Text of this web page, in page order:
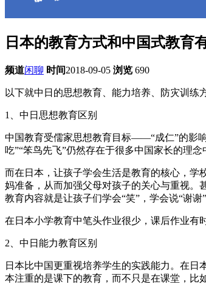
日本的教育方式和中国式教育
频道闲聊 时间2018-09-05 浏览 690
以下就中日的思想教育、能力培养、防灾训练
1、中日思想教育区别
中国教育受儒家思想教育目标——“成仁”的影
吃”“笨鸟先飞”仍然存在于很多中国家长的理念
而在日本，让孩子学会生活是教育的核心，学
妈准备，从而加强父母对孩子的关心与重视。
教育内容就是让孩子们学会“笑”，学会说“谢谢
在日本小学教育中笔头作业很少，课后作业有
2、中日能力教育区别
日本比中国更重视培养学生的实践能力。在
本注重的是课下的教育，而不只是在课堂，比